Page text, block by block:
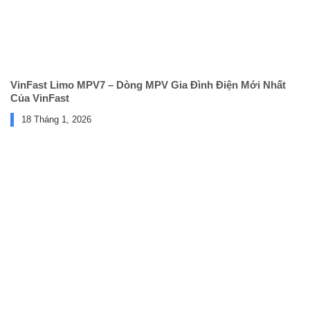
VinFast Limo MPV7 – Dòng MPV Gia Đình Điện Mới Nhất
Của VinFast
18 Tháng 1, 2026